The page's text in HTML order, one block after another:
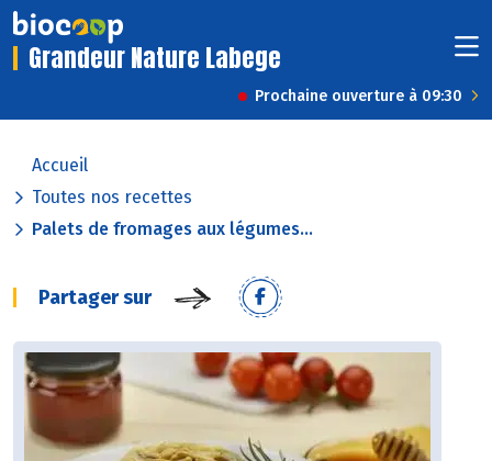
Grandeur Nature Labege
Prochaine ouverture à 09:30
Accueil
Toutes nos recettes
Palets de fromages aux légumes...
Partager sur